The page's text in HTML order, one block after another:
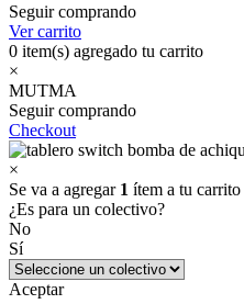
Seguir comprando
Ver carrito
0 item(s) agregado tu carrito
×
MUTMA
Seguir comprando
Checkout
×
Se va a agregar 1 ítem a tu carrito
¿Es para un colectivo?
No
Sí
Aceptar